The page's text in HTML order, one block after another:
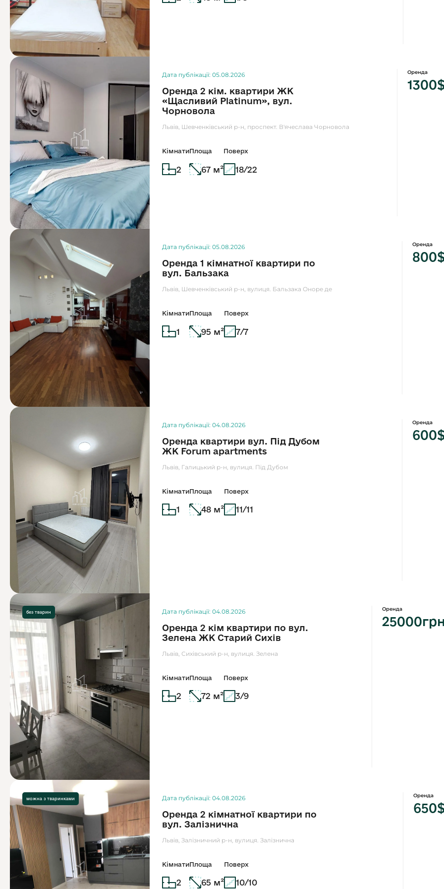
Дата публікації: 05.08.2026
Оренда 2 кім. квартири ЖК
«Щасливий Platinum», вул.
Чорновола
Львів, Шевченківський р-н, проспект. В'ячеслава Чорновола
Кімнати
2
Площа
67 м²
Поверх
18/22
Оренда
Дата публікації: 05.08.2026
Оренда 1 кімнатної квартири по
вул. Бальзака
Львів, Шевченківський р-н, вулиця. Бальзака Оноре де
Кімнати
1
Площа
95 м²
Поверх
7/7
Оренда
Дата публікації: 04.08.2026
Оренда квартири вул. Під Дубом
ЖК Forum apartments
Львів, Галицький р-н, вулиця. Під Дубом
Кімнати
1
Площа
48 м²
Поверх
11/11
Оренда
без тварин Дата публікації: 04.08.2026
Оренда 2 кім квартири по вул.
Зелена ЖК Старий Сихів
Львів, Сихівський р-н, вулиця. Зелена
Кімнати
2
Площа
72 м²
Поверх
3/9
Оренда
можна з тваринками Дата публікації: 04.08.2026
Оренда 2 кімнатної квартири по
вул. Залізнична
Львів, Залізничний р-н, вулиця. Залізнична
Кімнати
2
Площа
65 м²
Поверх
10/10
Оренда